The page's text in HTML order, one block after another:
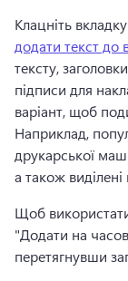
Клацніть
додати текст до
тексту,
підписи для
варіант, щоб
Наприклад,
друкарської
а також виділені
Щоб
"Додати на
перетягнувши